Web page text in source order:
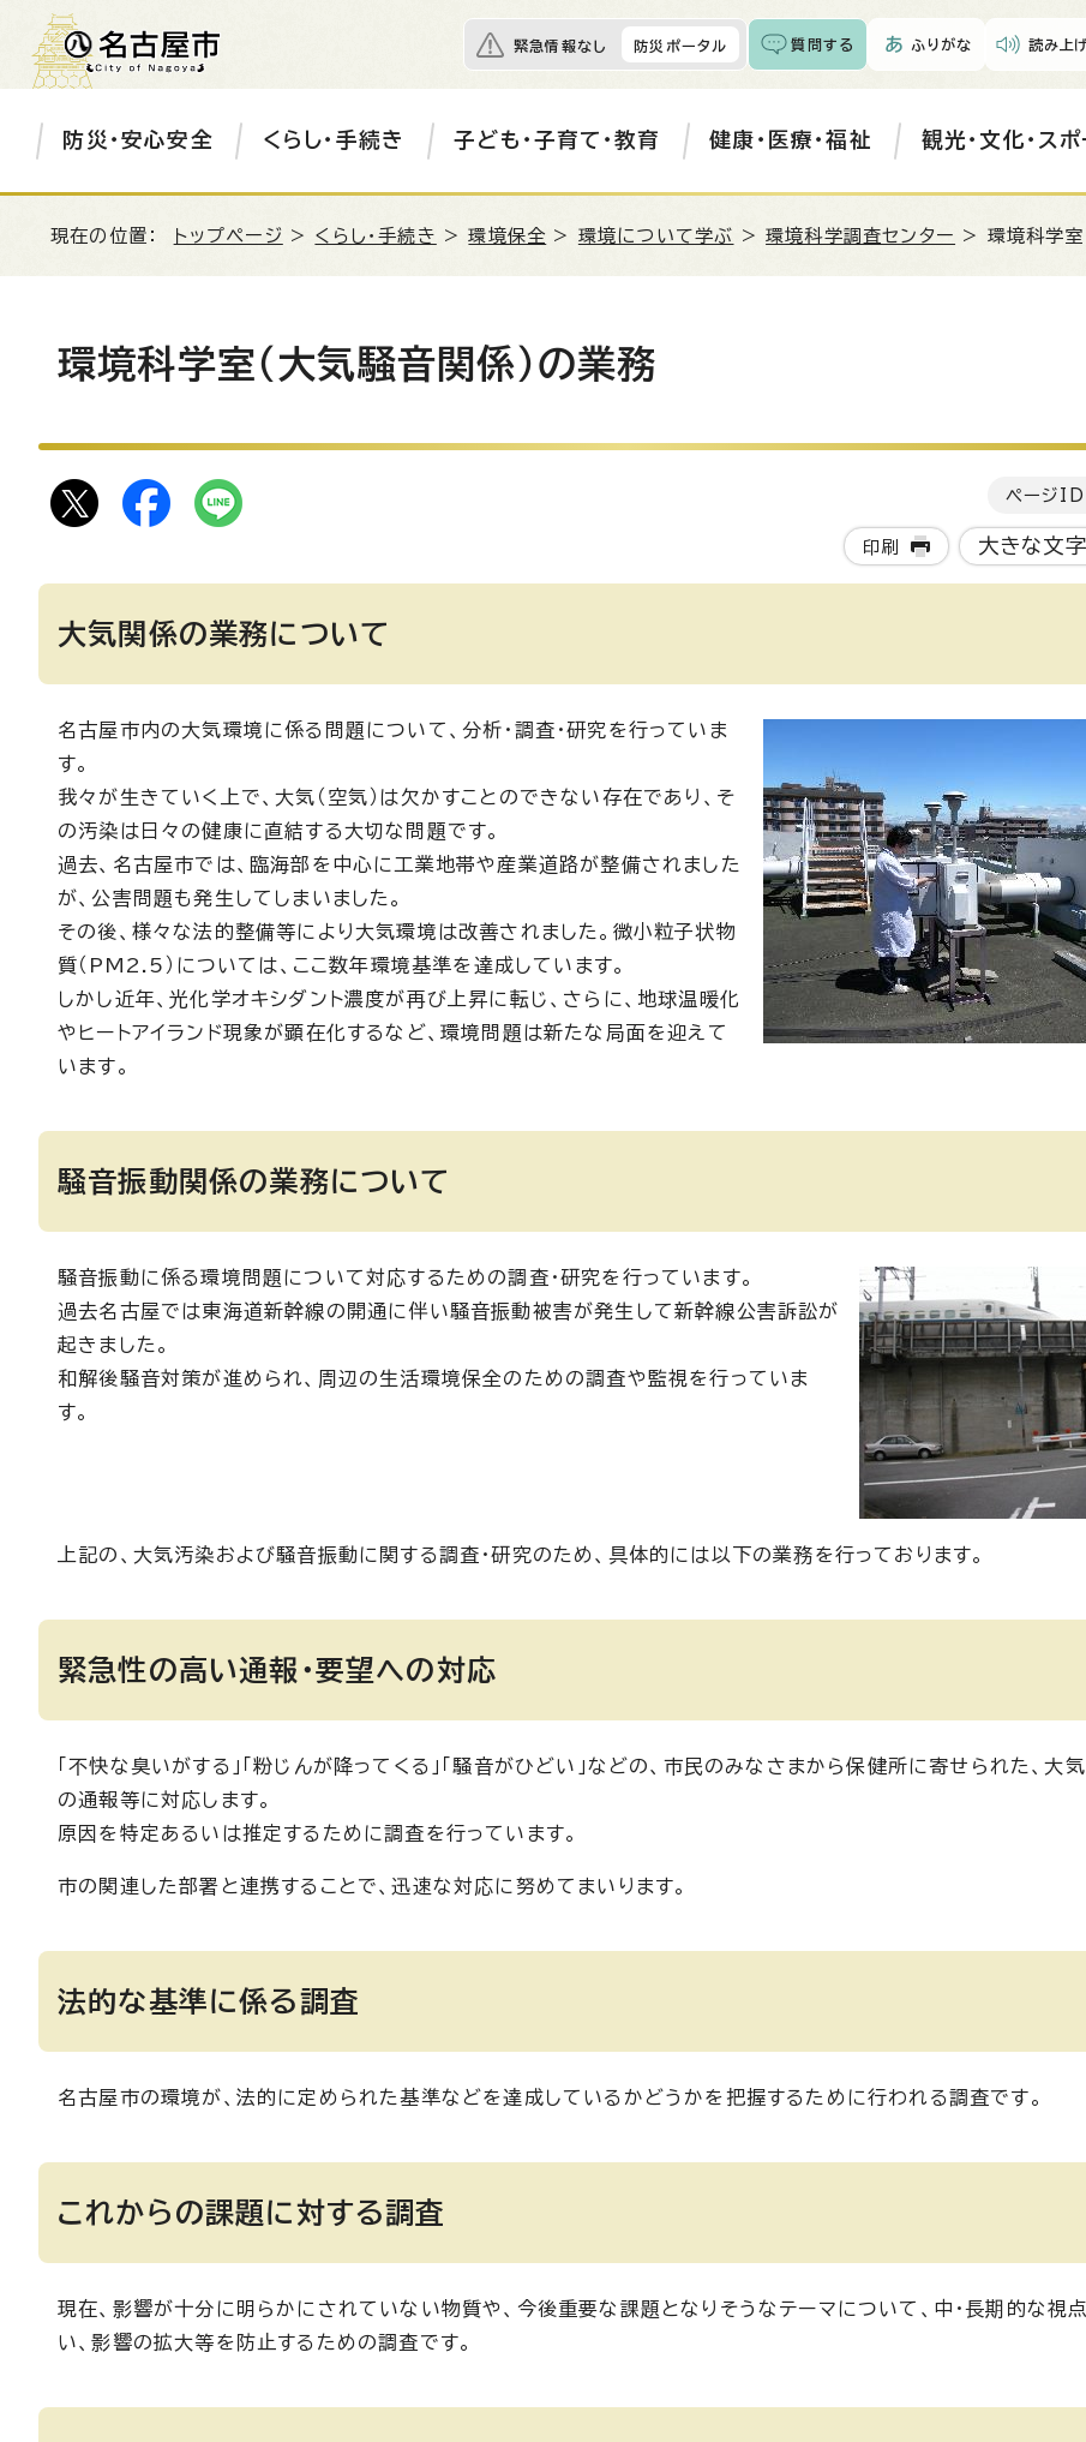
緊急情報なし 防災ポータル 質問する ふりがな 読み上
防災・安心安全 くらし・手続き 子ども・子育て・教育 健康・医療・福祉 観光・文化・ス
現在の位置： トップページ > くらし・手続き >環境保全 > 環境について学ぶ >環境科学調査センター > 環境科学室
環境科学室（大気騒音関係）の業務
ページID
印刷 大きな文
大気関係の業務について
名古屋市内の大気環境に係る問題について、分析・調査・研究を行っていま
す。
我々が生きていく上で、大気（空気）は欠かすことのできない存在であり、そ
の汚染は日々の健康に直結する大切な問題です。
過去、名古屋市では、臨海部を中心に工業地帯や産業道路が整備されました
が、公害問題も発生してしまいました。
その後、様々な法的整備等により大気環境は改善されました。微小粒子状物
質（PM2.5）については、ここ数年環境基準を達成しています。
しかし近年、光化学オキシダント濃度が再び上昇に転じ、さらに、地球温暖化
やヒートアイランド現象が顕在化するなど、環境問題は新たな局面を迎えて
います。
騒音振動関係の業務について
騒音振動に係る環境問題について対応するための調査・研究を行っています。
過去名古屋では東海道新幹線の開通に伴い騒音振動被害が発生して新幹線公害訴訟が
起きました。
和解後騒音対策が進められ、周辺の生活環境保全のための調査や監視を行っていま
す。
上記の、大気汚染および騒音振動に関する調査・研究のため、具体的には以下の業務を行っております。
緊急性の高い通報・要望への対応
「不快な臭いがする」「粉じんが降ってくる」「騒音がひどい」などの、市民のみなさまから保健所に寄せられた、大気
の通報等に対応します。
原因を特定あるいは推定するために調査を行っています。
市の関連した部署と連携することで、迅速な対応に努めてまいります。
法的な基準に係る調査
名古屋市の環境が、法的に定められた基準などを達成しているかどうかを把握するために行われる調査です。
これからの課題に対する調査
現在、影響が十分に明らかにされていない物質や、今後重要な課題となりそうなテーマについて、中・長期的な視
い、影響の拡大等を防止するための調査です。